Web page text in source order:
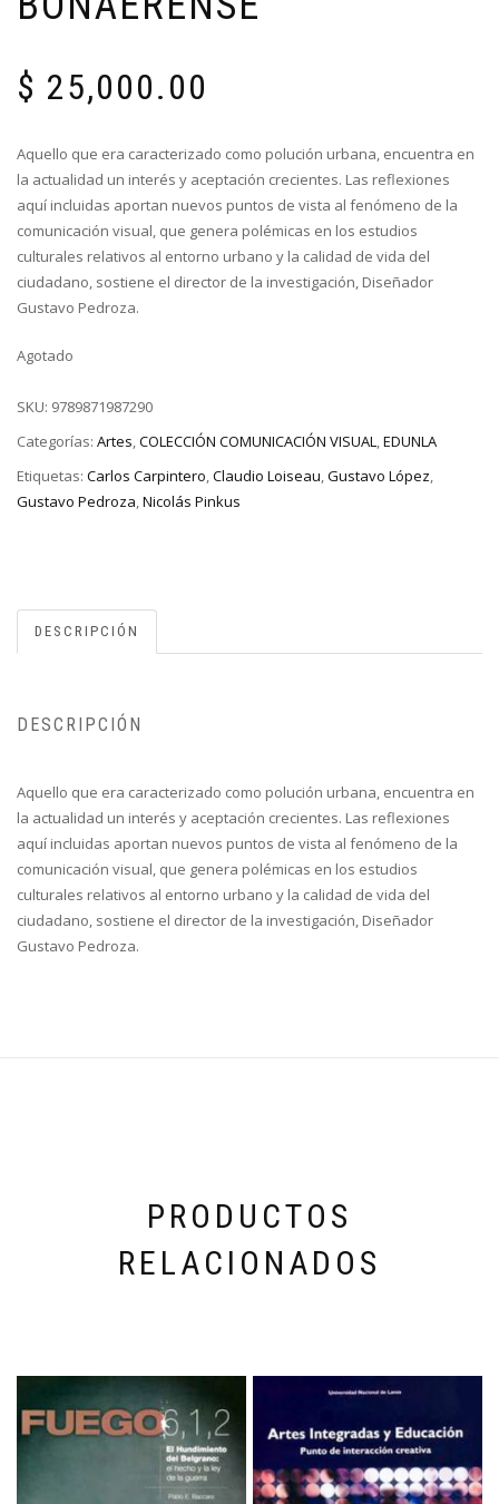
$ 25,000.00
Aquello que era caracterizado como polución urbana, encuentra en
la actualidad un interés y aceptación crecientes. Las reflexiones
aquí incluidas aportan nuevos puntos de vista al fenómeno de la
comunicación visual, que genera polémicas en los estudios
culturales relativos al entorno urbano y la calidad de vida del
ciudadano, sostiene el director de la investigación, Diseñador
Gustavo Pedroza.
Agotado
SKU: 9789871987290
Categorías: Artes,COLECCIÓN COMUNICACIÓN VISUAL,EDUNLA
Etiquetas: Carlos Carpintero,Claudio Loiseau,Gustavo López,
Gustavo Pedroza,Nicolás Pinkus
DESCRIPCIÓN
DESCRIPCIÓN
Aquello que era caracterizado como polución urbana, encuentra en
la actualidad un interés y aceptación crecientes. Las reflexiones
aquí incluidas aportan nuevos puntos de vista al fenómeno de la
comunicación visual, que genera polémicas en los estudios
culturales relativos al entorno urbano y la calidad de vida del
ciudadano, sostiene el director de la investigación, Diseñador
Gustavo Pedroza.
PRODUCTOS
RELACIONADOS